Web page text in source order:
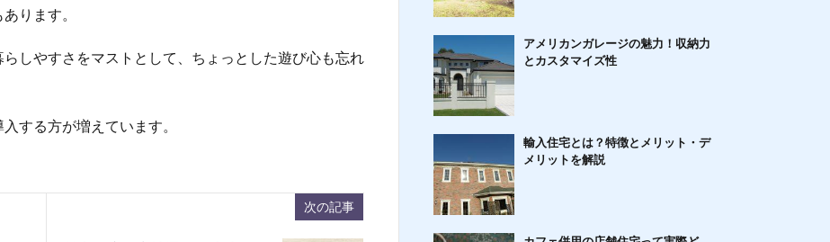
ります。
しやすさをマストとして、ちょっとした遊び心も忘れ
する方が増えています。
次の記事
アメリカンガレージの魅力！収納力
とカスタマイズ性
輸入住宅とは？特徴とメリット・デ
メリットを解説